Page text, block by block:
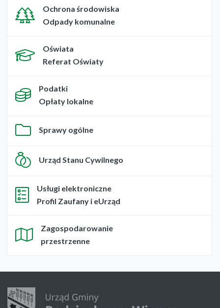
Ochrona środowiska
Odpady komunalne
Oświata
Referat Oświaty
Podatki
Opłaty lokalne
Sprawy ogólne
Urząd Stanu Cywilnego
Usługi elektroniczne
Profil Zaufany i eUrząd
Zagospodarowanie
przestrzenne